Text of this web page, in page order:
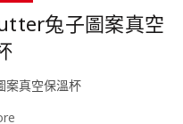
兔子圖案真空
真空保溫杯